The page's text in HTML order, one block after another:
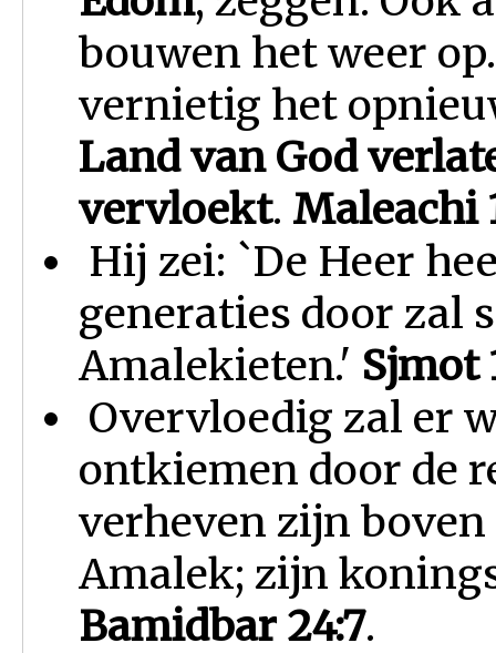
bouwen het weer
vernietig het
Land van God
vervloekt. Maleachi
Hij zei: `De Heer
generaties door zal
Amalekieten.' Sjmot
Overvloedig zal er
ontkiemen door de
verheven zijn
Amalek; zijn
Bamidbar 24:7.